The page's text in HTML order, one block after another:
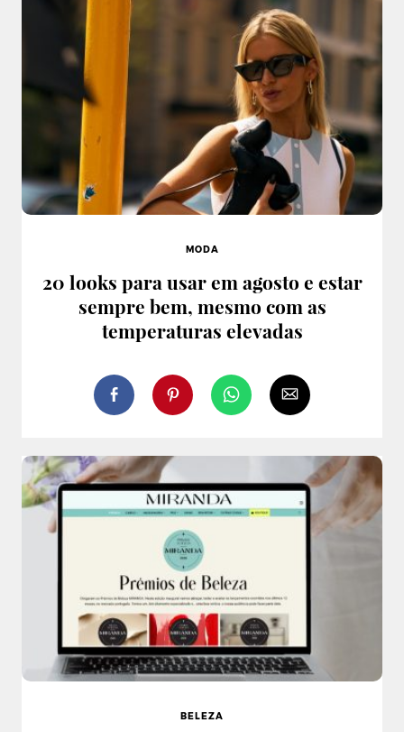
MODA
20 looks para usar em agosto e estar
sempre bem, mesmo com as
temperaturas elevadas
BELEZA